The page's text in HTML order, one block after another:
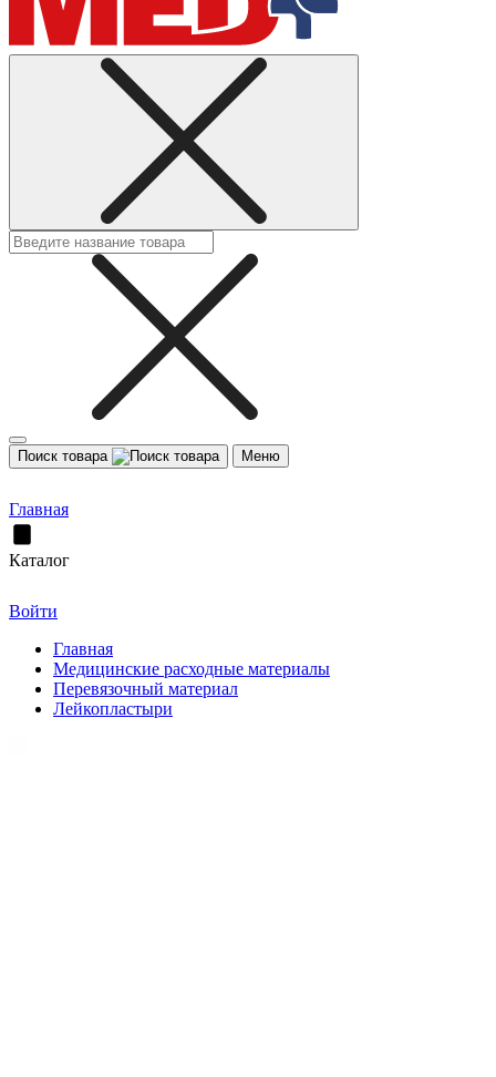
Поиск товара Меню
Главная
Каталог
Войти
Главная
Медицинские расходные материалы
Перевязочный материал
Лейкопластыри